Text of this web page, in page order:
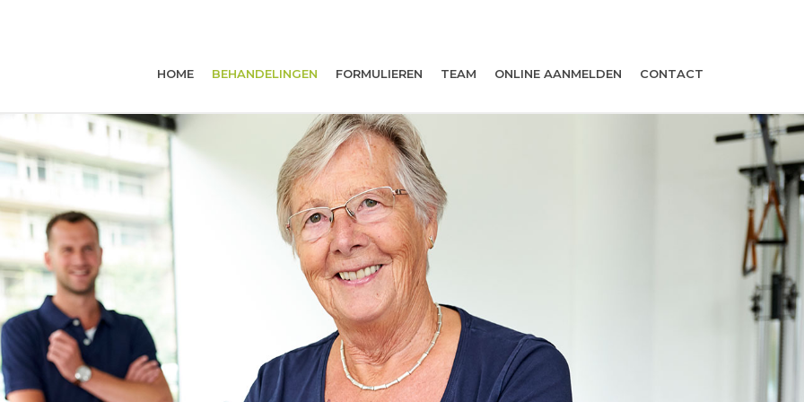
HOME BEHANDELINGEN FORMULIEREN TEAM ONLINE AANMELDEN CONTACT